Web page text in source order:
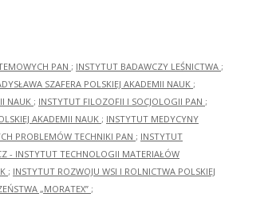
PAN ; INSTYTUT BADAWCZY LEŚNICTWA ;
SZAFERA POLSKIEJ AKADEMII NAUK ;
NAUK ; INSTYTUT FILOZOFII I SOCJOLOGII PAN ;
AKADEMII NAUK ; INSTYTUT MEDYCYNY
PROBLEMÓW TECHNIKI PAN ; INSTYTUT
- INSTYTUT TECHNOLOGII MATERIAŁÓW
; INSTYTUT ROZWOJU WSI I ROLNICTWA POLSKIEJ
„MORATEX” ;